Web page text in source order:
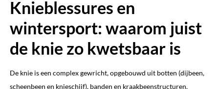
Knieblessures en
wintersport: waarom juist
de knie zo kwetsbaar is
De knie is een complex gewricht, opgebouwd uit botten (dijbeen,
scheenbeen en knieschijf), banden en kraakbeenstructuren.